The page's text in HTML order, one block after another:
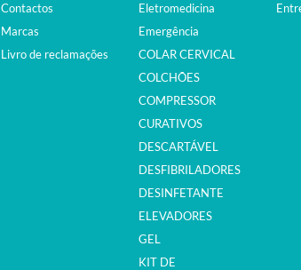
Contactos
Marcas
Livro de reclamações
Eletromedicina
Emergência
COLAR CERVICAL
COLCHÕES
COMPRESSOR
CURATIVOS
DESCARTÁVEL
DESFIBRILADORES
DESINFETANTE
ELEVADORES
GEL
KIT DE